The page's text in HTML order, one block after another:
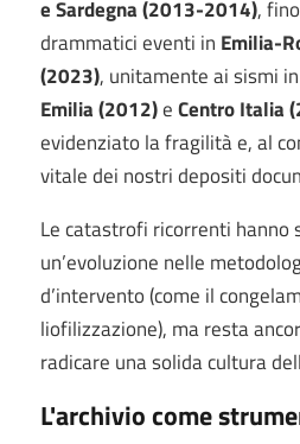
e Sardegna (2013-2014),
drammatici eventi in Emilia-
(2023), unitamente ai sismi in
Emilia (2012)eCentro Italia
evidenziato la fragilità e, al
vitale dei nostri depositi
Le catastrofi ricorrenti hanno
un’evoluzione nelle
d’intervento (come il
liofilizzazione), ma resta
radicare una solida cultura
L'archivio come